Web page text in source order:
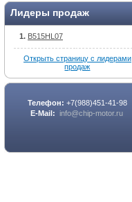
Лидеры продаж
B515HL07
Открыть страницу с лидерами
продаж
Телефон: +7(988)451-41-98
E-Mail: info@chip-motor.ru